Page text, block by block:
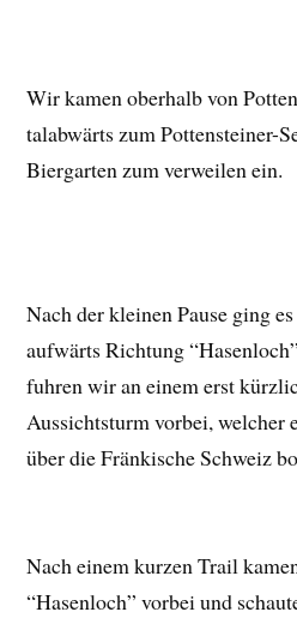
Wir kamen oberhalb von
talabwärts zum Pottensteiner-
Biergarten zum verweilen ein.
Nach der kleinen Pause ging
aufwärts Richtung
fuhren wir an einem erst
Aussichtsturm vorbei, welcher
über die Fränkische Schweiz
Nach einem kurzen Trail
“Hasenloch” vorbei und